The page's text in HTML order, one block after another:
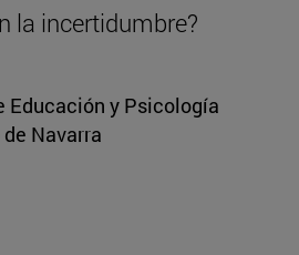
la incertidumbre?
Educación y Psicología
Navarra